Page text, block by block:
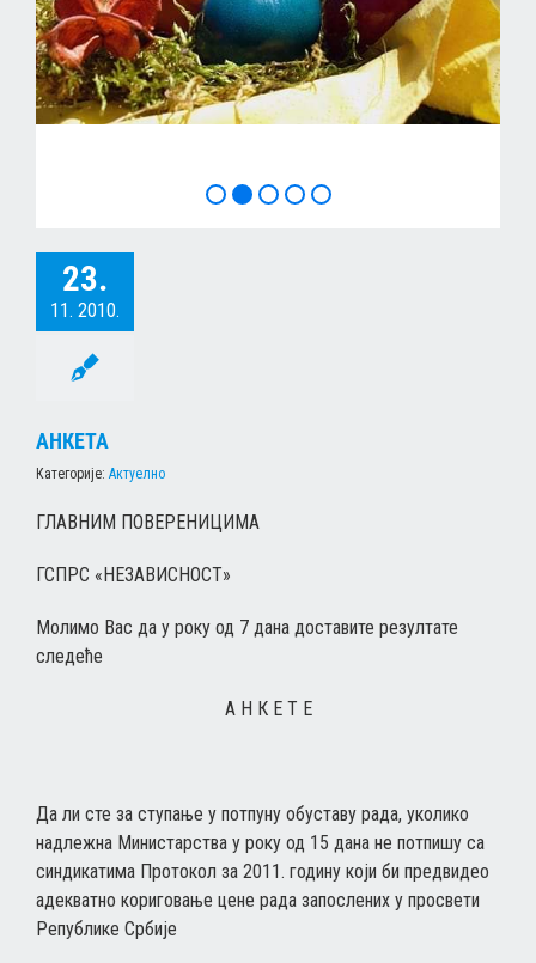
23.
11. 2010.
AНКЕТА
Категорије: Актуелно
ГЛАВНИМ ПОВЕРЕНИЦИМА
ГСПРС «НЕЗАВИСНОСТ»
Молимо Вас да у року од 7 дана доставите резултате
следеће
А Н К Е Т Е
Да ли сте за ступање у потпуну обуставу рада, уколико
надлежна Министарства у року од 15 дана не потпишу са
синдикатима Протокол за 2011. годину који би предвидео
адекватно кориговање цене рада запослених у просвети
Републике Србије